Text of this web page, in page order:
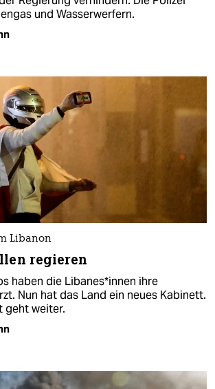
und Wasserwerfern.
Libanon
regieren
haben die Libanes*innen ihre
Nun hat das Land ein neues Kabinett.
geht weiter.